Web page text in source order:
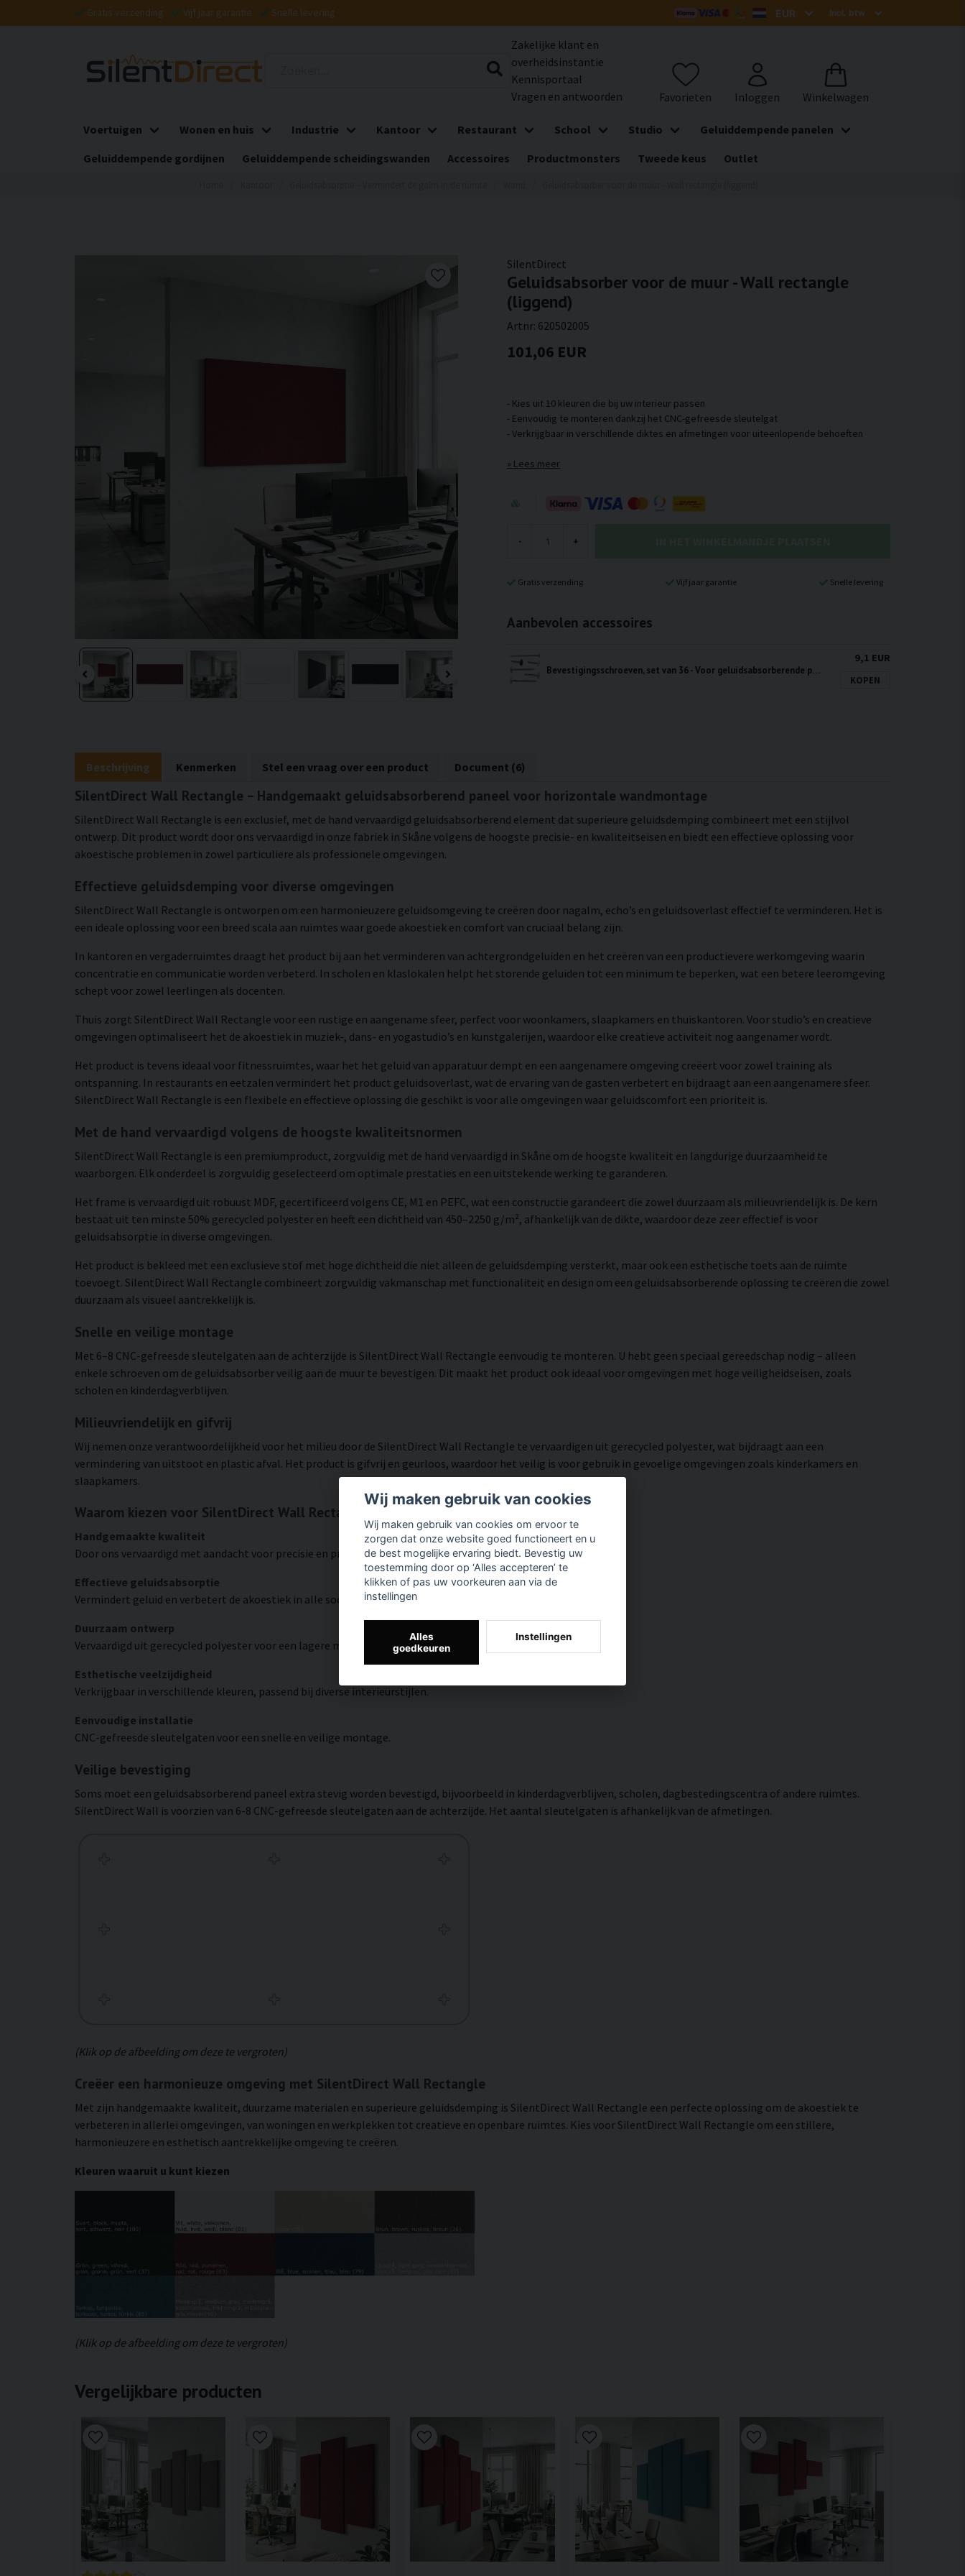
Gratis verzending Vijf jaar garantie Snelle levering
Zakelijke klant en
overheidsinstantie
Kennisportaal
Vragen en antwoorden
Voertuigen Wonen en huis Industrie Kantoor Restaurant School Studio
Geluiddempende panelen
Geluiddempende gordijnen
Geluiddempende scheidingswanden Accessoires Productmonsters Tweede keus Outlet
SilentDirect
Geluidsabsorber voor de muur - Wall rectangle
(liggend)
Artnr: 620502005
101,06 EUR
- Kies uit 10 kleuren die bij uw interieur passen
- Eenvoudig te monteren dankzij het CNC-gefreesde sleutelgat
Lees meer
- +
Gratis verzending Vijf jaar garantie Snelle levering
Aanbevolen accessoires
Bevestigingsschroeven, set van 36 - Voor geluidsabsorberende panelen
9,1 EUR
KOPEN
Beschrijving Kenmerken Stel een vraag over een product Document (6)
SilentDirect Wall Rectangle – Handgemaakt geluidsabsorberend paneel voor horizontale wandmontage
SilentDirect Wall Rectangle is een exclusief, met de hand vervaardigd geluidsabsorberend element dat superieure geluidsdemping combineert met een stijlvol
ontwerp. Dit product wordt door ons vervaardigd in onze fabriek in Skåne volgens de hoogste precisie- en kwaliteitseisen en biedt een effectieve oplossing voor
akoestische problemen in zowel particuliere als professionele omgevingen.
Effectieve geluidsdemping voor diverse omgevingen
SilentDirect Wall Rectangle is ontworpen om een harmonieuzere geluidsomgeving te creëren door nagalm, echo’s en geluidsoverlast effectief te verminderen. Het is
een ideale oplossing voor een breed scala aan ruimtes waar goede akoestiek en comfort van cruciaal belang zijn.
In kantoren en vergaderruimtes draagt het product bij aan het verminderen van achtergrondgeluiden en het creëren van een productievere werkomgeving waarin
concentratie en communicatie worden verbeterd. In scholen en klaslokalen helpt het storende geluiden tot een minimum te beperken, wat een betere leeromgeving
schept voor zowel leerlingen als docenten.
Thuis zorgt SilentDirect Wall Rectangle voor een rustige en aangename sfeer, perfect voor woonkamers, slaapkamers en thuiskantoren. Voor studio’s en creatieve
omgevingen optimaliseert het de akoestiek in muziek-, dans- en yogastudio’s en kunstgalerijen, waardoor elke creatieve activiteit nog aangenamer wordt.
Het product is tevens ideaal voor fitnessruimtes, waar het het geluid van apparatuur dempt en een aangenamere omgeving creëert voor zowel training als
ontspanning. In restaurants en eetzalen vermindert het product geluidsoverlast, wat de ervaring van de gasten verbetert en bijdraagt aan een aangenamere sfeer.
SilentDirect Wall Rectangle is een flexibele en effectieve oplossing die geschikt is voor alle omgevingen waar geluidscomfort een prioriteit is.
Met de hand vervaardigd volgens de hoogste kwaliteitsnormen
SilentDirect Wall Rectangle is een premiumproduct, zorgvuldig met de hand vervaardigd in Skåne om de hoogste kwaliteit en langdurige duurzaamheid te
waarborgen. Elk onderdeel is zorgvuldig geselecteerd om optimale prestaties en een uitstekende werking te garanderen.
Het frame is vervaardigd uit robuust MDF, gecertificeerd volgens CE, M1 en PEFC, wat een constructie garandeert die zowel duurzaam als milieuvriendelijk is. De kern
bestaat uit ten minste 50% gerecycled polyester en heeft een dichtheid van 450–2250 g/m², afhankelijk van de dikte, waardoor deze zeer effectief is voor
geluidsabsorptie in diverse omgevingen.
Het product is bekleed met een exclusieve stof met hoge dichtheid die niet alleen de geluidsdemping versterkt, maar ook een esthetische toets aan de ruimte
toevoegt. SilentDirect Wall Rectangle combineert zorgvuldig vakmanschap met functionaliteit en design om een geluidsabsorberende oplossing te creëren die zowel
duurzaam als visueel aantrekkelijk is.
Snelle en veilige montage
Met 6–8 CNC-gefreesde sleutelgaten aan de achterzijde is SilentDirect Wall Rectangle eenvoudig te monteren. U hebt geen speciaal gereedschap nodig – alleen
enkele schroeven om de geluidsabsorber veilig aan de muur te bevestigen. Dit maakt het product ook ideaal voor omgevingen met hoge veiligheidseisen, zoals
scholen en kinderdagverblijven.
Milieuvriendelijk en gifvrij
Wij nemen onze verantwoordelijkheid voor het milieu door de SilentDirect Wall Rectangle te vervaardigen uit gerecycled polyester, wat bijdraagt aan een
vermindering van uitstoot en plastic afval. Het product is gifvrij en geurloos, waardoor het veilig is voor gebruik in gevoelige omgevingen zoals kinderkamers en
slaapkamers.
Waarom kiezen voor SilentDirect Wall Rectangle?
Handgemaakte kwaliteit
Door ons vervaardigd met aandacht voor precisie en prestaties.
Effectieve geluidsabsorptie
Vermindert geluid en verbetert de akoestiek in alle soorten omgevingen.
Duurzaam ontwerp
Vervaardigd uit gerecycled polyester voor een lagere milieu-impact.
Esthetische veelzijdigheid
Verkrijgbaar in verschillende kleuren, passend bij diverse interieurstijlen.
Eenvoudige installatie
CNC-gefreesde sleutelgaten voor een snelle en veilige montage.
Veilige bevestiging
Soms moet een geluidsabsorberend paneel extra stevig worden bevestigd, bijvoorbeeld in kinderdagverblijven, scholen, dagbestedingscentra of andere ruimtes.
SilentDirect Wall is voorzien van 6-8 CNC-gefreesde sleutelgaten aan de achterzijde. Het aantal sleutelgaten is afhankelijk van de afmetingen.
(Klik op de afbeelding om deze te vergroten)
Creëer een harmonieuze omgeving met SilentDirect Wall Rectangle
Met zijn handgemaakte kwaliteit, duurzame materialen en superieure geluidsdemping is SilentDirect Wall Rectangle een perfecte oplossing om de akoestiek te
verbeteren in allerlei omgevingen, van woningen en werkplekken tot creatieve en openbare ruimtes. Kies voor SilentDirect Wall Rectangle om een stillere,
harmonieuzere en esthetisch aantrekkelijke omgeving te creëren.
Kleuren waaruit u kunt kiezen
(Klik op de afbeelding om deze te vergroten)
Vergelijkbare producten
Wij maken gebruik van cookies
Wij maken gebruik van cookies om ervoor te
zorgen dat onze website goed functioneert en u
de best mogelijke ervaring biedt. Bevestig uw
toestemming door op ‘Alles accepteren’ te
klikken of pas uw voorkeuren aan via de
instellingen
Alles
goedkeuren
Instellingen